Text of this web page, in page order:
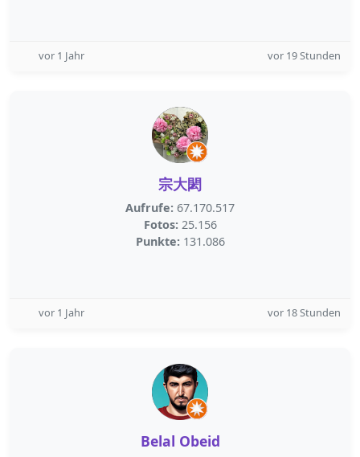
vor 1 Jahr vor 19 Stunden
宗大閎
Aufrufe: 67.170.517
Fotos: 25.156
Punkte: 131.086
vor 1 Jahr vor 18 Stunden
Belal Obeid